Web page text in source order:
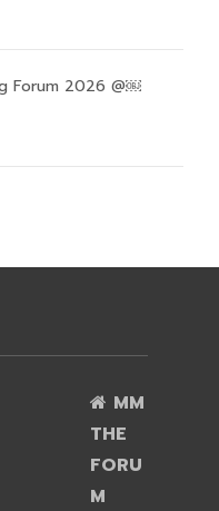
Forum 2026 @￼
MM
THE
FORU
M